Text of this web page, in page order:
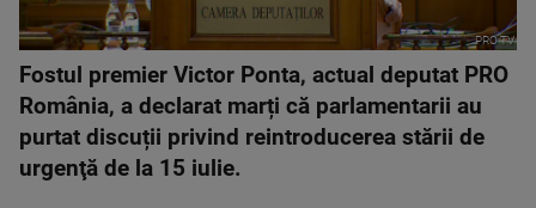
PRO TV
Fostul premier Victor Ponta, actual deputat PRO
România, a declarat marți că parlamentarii au
purtat discuții privind reintroducerea stării de
urgenţă de la 15 iulie.